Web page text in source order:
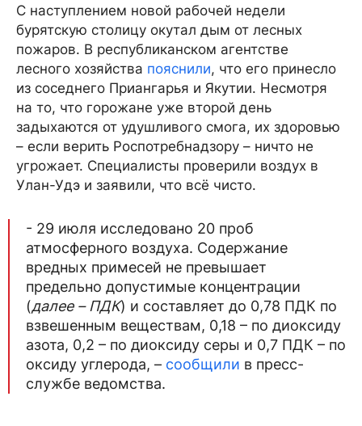
С наступлением новой рабочей недели
бурятскую столицу окутал дым от лесных
пожаров. В республиканском агентстве
лесного хозяйства пояснили, что его принесло
из соседнего Приангарья и Якутии. Несмотря
на то, что горожане уже второй день
задыхаются от удушливого смога, их здоровью
– если верить Роспотребнадзору – ничто не
угрожает. Специалисты проверили воздух в
Улан-Удэ и заявили, что всё чисто.
- 29 июля исследовано 20 проб
атмосферного воздуха. Содержание
вредных примесей не превышает
предельно допустимые концентрации
(далее – ПДК) и составляет до 0,78 ПДК по
взвешенным веществам, 0,18 – по диоксиду
азота, 0,2 – по диоксиду серы и 0,7 ПДК – по
оксиду углерода, – сообщили в пресс-
службе ведомства.